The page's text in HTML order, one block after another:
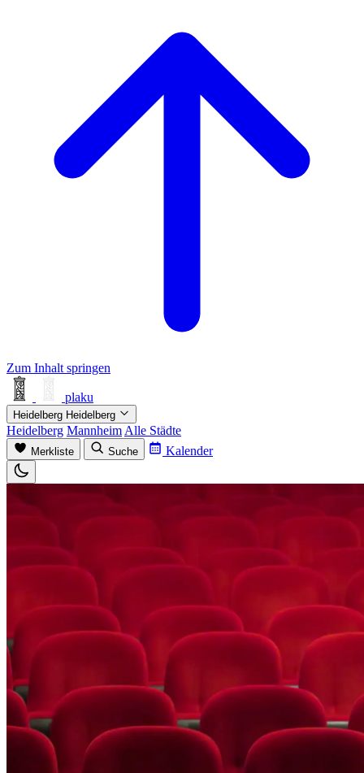
Zum Inhalt springen
plaku
Heidelberg Heidelberg
Heidelberg Mannheim Alle Städte
Merkliste Suche Kalender